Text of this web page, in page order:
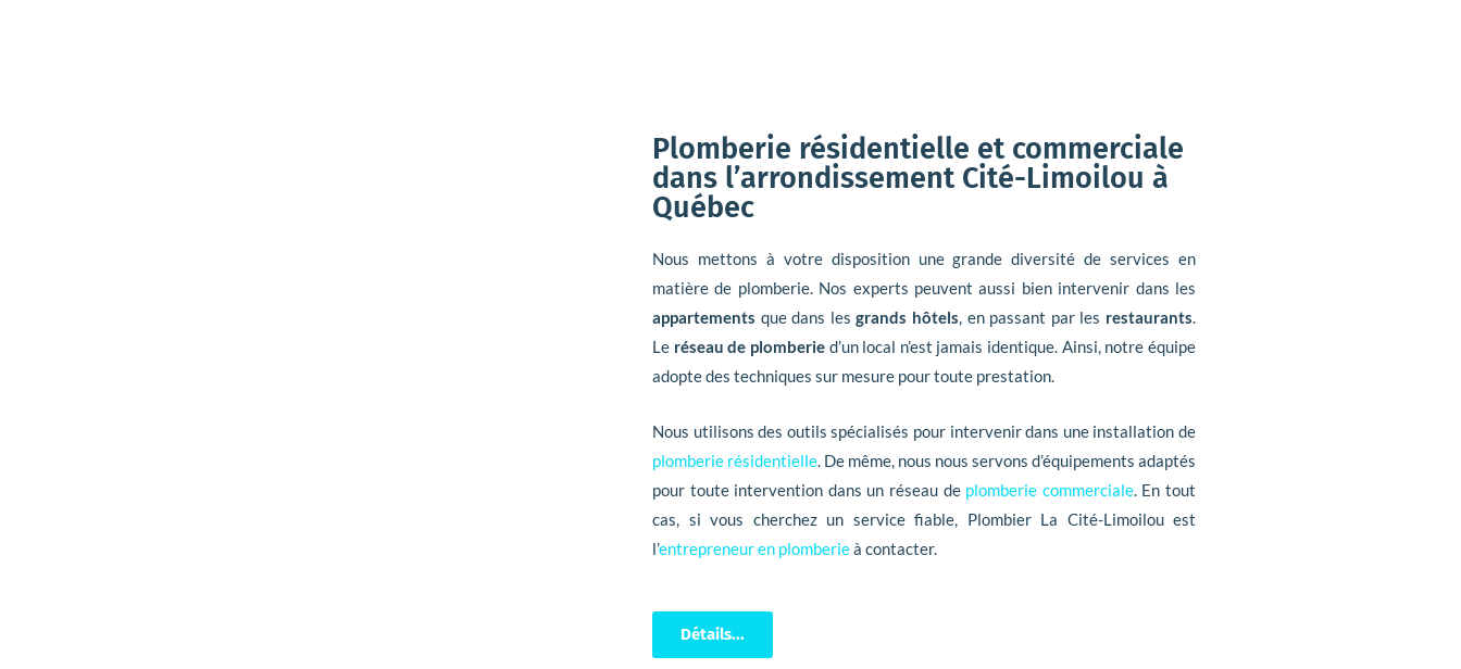
Plomberie résidentielle et commerciale
dans l’arrondissement Cité-Limoilou à
Québec
Nous mettons à votre disposition une grande diversité de services en
matière de plomberie. Nos experts peuvent aussi bien intervenir dans les
appartements que dans lesgrands hôtels, en passant par les restaurants.
Le réseau de plomberied’un local n’est jamais identique. Ainsi, notre équipe
adopte des techniques sur mesure pour toute prestation.
Nous utilisons des outils spécialisés pour intervenir dans une installation de
plomberie résidentielle. De même, nous nous servons d’équipements adaptés
pour toute intervention dans un réseau de plomberie commerciale. En tout
cas, si vous cherchez un service fiable, Plombier La Cité-Limoilou est
l’entrepreneur en plomberieà contacter.
Détails...